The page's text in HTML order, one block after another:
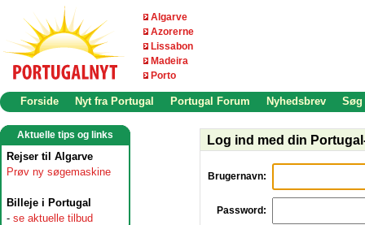
Algarve
Azorerne
Lissabon
Madeira
Porto
Forside Nyt fra Portugal Portugal Forum Nyhedsbrev Søg
Aktuelle tips og links
Rejser til Algarve
Prøv ny søgemaskine
Billeje i Portugal
- se aktuelle tilbud
Log ind med din
Brugernavn:
Password: